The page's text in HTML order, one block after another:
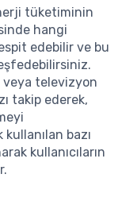
tüketiminin
hangi
edebilir ve bu
veya televizyon
takip ederek,
bazı
kullanıcıların